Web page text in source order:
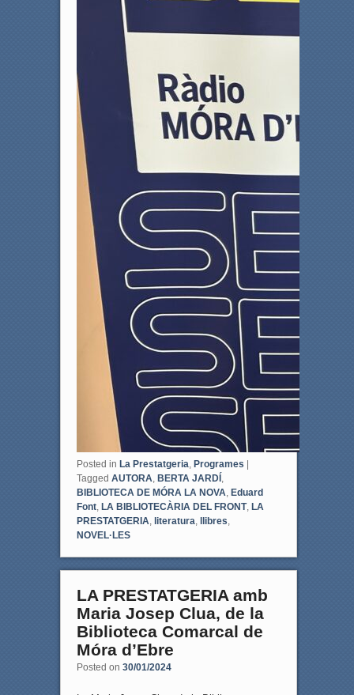
Posted in La Prestatgeria, Programes
Tagged AUTORA, BERTA JARDÍ ,
BIBLIOTECA DE MÓRA LA NOVA, Eduard
Font, LA BIBLIOTECÀRIA DEL FRONT, LA
PRESTATGERIA, literatura, llibres,
NOVEL·LES
LA PRESTATGERIA amb
Maria Josep Clua, de la
Biblioteca Comarcal de
Móra d’Ebre
Posted on 30/01/2024